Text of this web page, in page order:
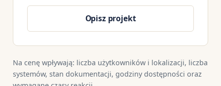
Opisz projekt
Na cenę wpływają: liczba użytkowników i lokalizacji, liczba
systemów, stan dokumentacji, godziny dostępności oraz